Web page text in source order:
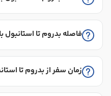
فاصله بدروم تا استانبول
زمان سفر از بدروم تا